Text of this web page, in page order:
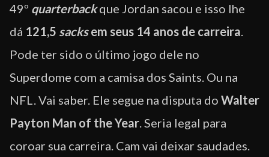
49º quarterback que Jordan sacou e isso lhe
dá 121,5 sacksem seus 14 anos de carreira.
Pode ter sido o último jogo dele no
Superdome com a camisa dos Saints. Ou na
NFL. Vai saber. Ele segue na disputa do Walter
Payton Man of the Year. Seria legal para
coroar sua carreira. Cam vai deixar saudades.